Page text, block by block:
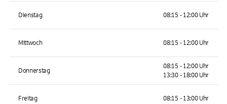
Dienstag 08:15 - 12:00 Uhr
Mittwoch 08:15 - 12:00 Uhr
Donnerstag
08:15 - 12:00 Uhr
13:30 - 18:00 Uhr
Freitag 08:15 - 13:00 Uhr